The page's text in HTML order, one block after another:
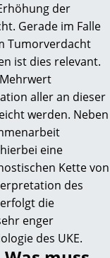
der
Gerade im Falle
Tumorverdacht
ist dies relevant.
aller an dieser
werden. Neben
eine
Kette von
des
die
enger
des UKE.